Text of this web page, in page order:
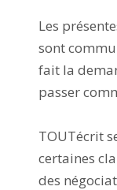
Les
sont
fait la
passer
TOUTécrit
certaines
des